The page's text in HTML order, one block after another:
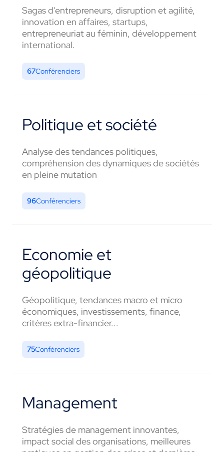
Sagas d'entrepreneurs, disruption et agilité,
innovation en affaires, startups,
entrepreneuriat au féminin, développement
international.
67Conférenciers
Politique et société
Analyse des tendances politiques,
compréhension des dynamiques de sociétés
en pleine mutation
96Conférenciers
Economie et
géopolitique
Géopolitique, tendances macro et micro
économiques, investissements, finance,
critères extra-financier...
75Conférenciers
Management
Stratégies de management innovantes,
impact social des organisations, meilleures